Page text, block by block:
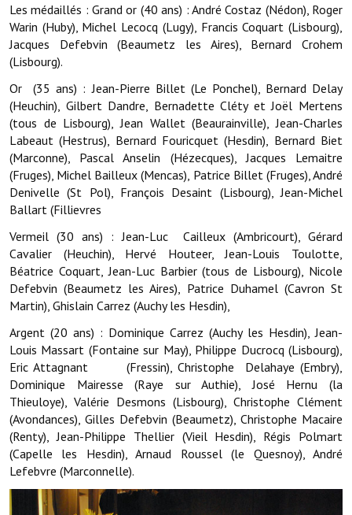
Le bulletin municipal : Fressinfo & Le Fressinois
Toutes les publications
Le village dans l'intercommunalité
Communauté de communes
Autres groupements
Les réseaux partenaires
L'association des maires
L'office de tourisme
Le conseil départemental
VILLE PRATIQUE
Services publics intercommunaux
Affaires scolaires, CCAS
Eaux, assainissement
France services
France Renov
Déchets ménagers, tri sélectif, encombrants
Les médaillés : Grand or (40 ans) : André Costaz (Nédon), Roger
Warin (Huby), Michel Lecocq (Lugy), Francis Coquart (Lisbourg),
Jacques Defebvin (Beaumetz les Aires), Bernard Crohem
(Lisbourg).
Or (35 ans) : Jean-Pierre Billet (Le Ponchel), Bernard Delay
(Heuchin), Gilbert Dandre, Bernadette Cléty et Joël Mertens
(tous de Lisbourg), Jean Wallet (Beaurainville), Jean-Charles
Labeaut (Hestrus), Bernard Fouricquet (Hesdin), Bernard Biet
(Marconne), Pascal Anselin (Hézecques), Jacques Lemaitre
(Fruges), Michel Bailleux (Mencas), Patrice Billet (Fruges), André
Denivelle (St Pol), François Desaint (Lisbourg), Jean-Michel
Ballart (Fillievres
Vermeil (30 ans) : Jean-Luc Cailleux (Ambricourt), Gérard
Cavalier (Heuchin), Hervé Houteer, Jean-Louis Toulotte,
Béatrice Coquart, Jean-Luc Barbier (tous de Lisbourg), Nicole
Defebvin (Beaumetz les Aires), Patrice Duhamel (Cavron St
Martin), Ghislain Carrez (Auchy les Hesdin),
Argent (20 ans) : Dominique Carrez (Auchy les Hesdin), Jean-
Louis Massart (Fontaine sur May), Philippe Ducrocq (Lisbourg),
Eric Attagnant (Fressin), Christophe Delahaye (Embry),
Dominique Mairesse (Raye sur Authie), José Hernu (la
Thieuloye), Valérie Desmons (Lisbourg), Christophe Clément
(Avondances), Gilles Defebvin (Beaumetz), Christophe Macaire
(Renty), Jean-Philippe Thellier (Vieil Hesdin), Régis Polmart
(Capelle les Hesdin), Arnaud Roussel (le Quesnoy), André
Lefebvre (Marconnelle).